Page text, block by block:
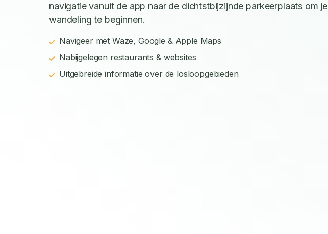
navigatie vanuit de app naar de dichtstbijzijnde parkeerplaats om je
wandeling te beginnen.
Navigeer met Waze, Google & Apple Maps
Nabijgelegen restaurants & websites
Uitgebreide informatie over de losloopgebieden